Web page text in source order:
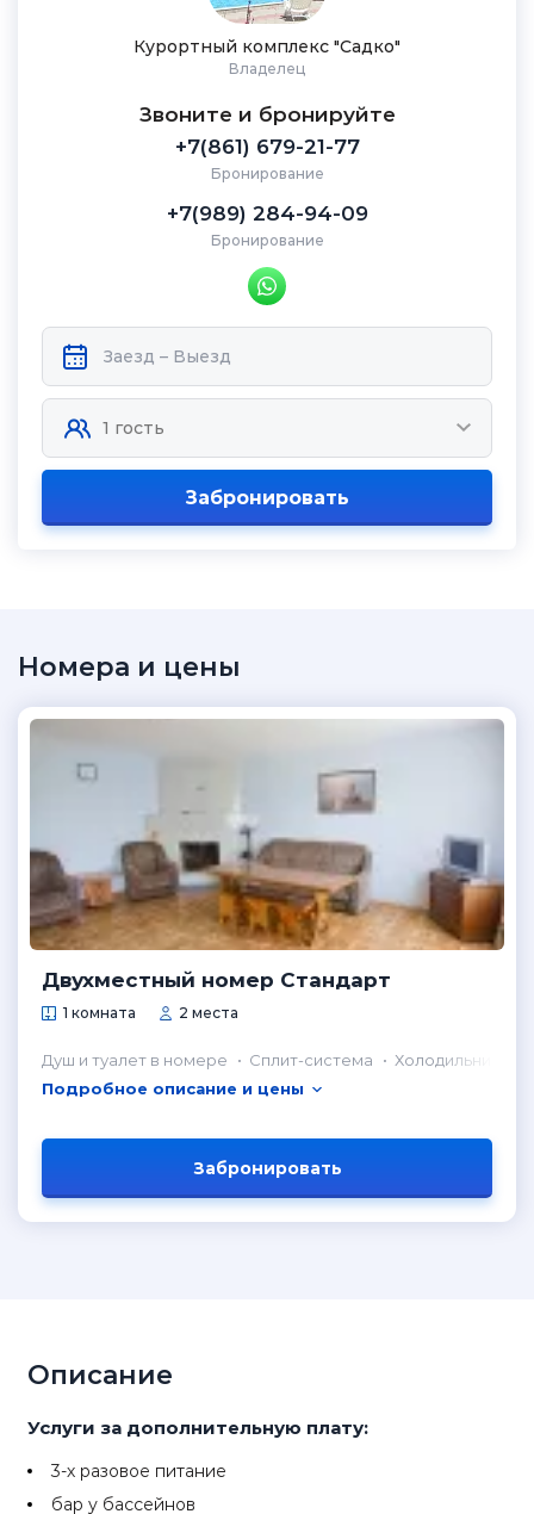
Курортный комплекс "Садко"
Владелец
Звоните и бронируйте
+7(861) 679-21-77
Бронирование
+7(989) 284-94-09
Бронирование
Забронировать
Номера и цены
Двухместный номер Стандарт
1 комната 2 места
Душ и туалет в номере Сплит-система
Холодильник в
Подробное описание и цены
Забронировать
Описание
Услуги за дополнительную плату:
3-х разовое питание
бар у бассейнов